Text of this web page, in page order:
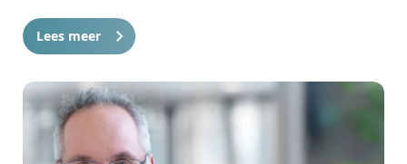
Lees meer